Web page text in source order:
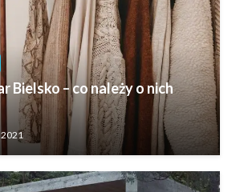
Bielsko – co należy o nich
2021